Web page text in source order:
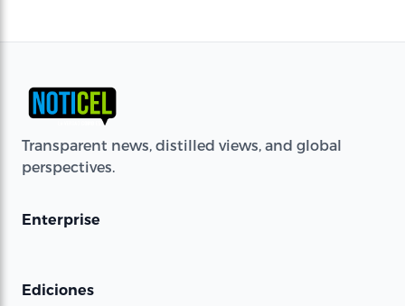
Transparent news, distilled views, and global
perspectives.
Enterprise
Ediciones